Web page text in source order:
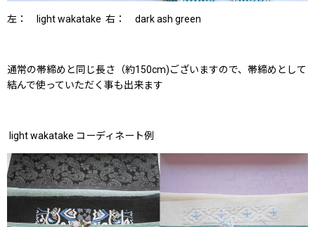
左： light wakatake 右： dark ash green
通常の帯締めと同じ長さ（約150cm)ございますので、帯締めとして
結んで使っていただく事も出来ます
light wakatake コーディネート例